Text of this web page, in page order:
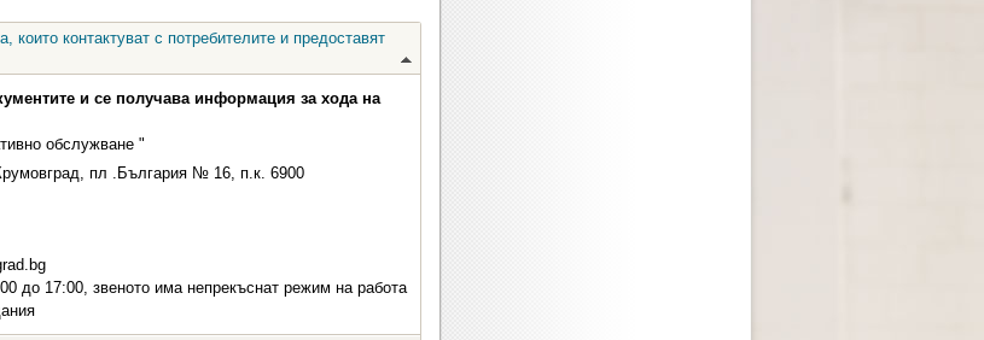
контактуват с потребителите и предоставят
и се получава информация за хода на
обслужване "
пл .България № 16, п.к. 6900
до 17:00, звеното има непрекъснат режим на работа